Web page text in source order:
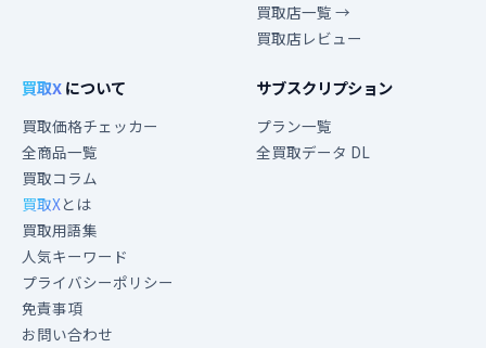
買取店一覧 →
買取店レビュー
買取Xについて
買取価格チェッカー
全商品一覧
買取コラム
買取Xとは
買取用語集
人気キーワード
プライバシーポリシー
免責事項
お問い合わせ
サブスクリプション
プラン一覧
全買取データ DL